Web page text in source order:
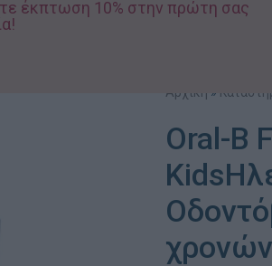
έκπτωση 10% στην πρώτη σας
Αρχική »
Oral-B
χρονών